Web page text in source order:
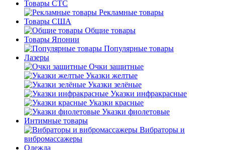
Товары СТС
Рекламные товары
Товары США
Общие товары
Товары Японии
Популярные товары
Лазеры
Очки защитные
Указки желтые
Указки зелёные
Указки инфракрасные
Указки красные
Указки фиолетовые
Интимные товары
Вибраторы и
вибромассажеры
Одежда